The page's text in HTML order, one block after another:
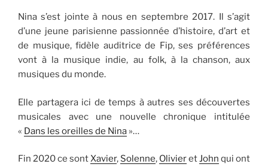
Nina s’est jointe à nous en septembre 2017. Il s’agit
d’une jeune parisienne passionnée d’histoire, d’art et
de musique, fidèle auditrice de Fip, ses préférences
vont à la musique indie, au folk, à la chanson, aux
musiques du monde.
Elle partagera ici de temps à autres ses découvertes
musicales avec une nouvelle chronique intitulée
« Dans les oreilles de Nina »…
Fin 2020 ce sontXavier, Solenne, OlivieretJohn qui ont